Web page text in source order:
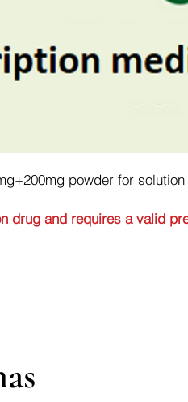
powder for solution
drug and requires a valid